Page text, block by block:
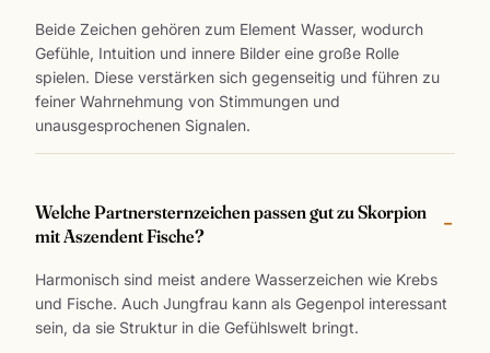
Beide Zeichen gehören zum Element Wasser, wodurch
Gefühle, Intuition und innere Bilder eine große Rolle
spielen. Diese verstärken sich gegenseitig und führen zu
feiner Wahrnehmung von Stimmungen und
unausgesprochenen Signalen.
Welche Partnersternzeichen passen gut zu Skorpion
mit Aszendent Fische?
Harmonisch sind meist andere Wasserzeichen wie Krebs
und Fische. Auch Jungfrau kann als Gegenpol interessant
sein, da sie Struktur in die Gefühlswelt bringt.